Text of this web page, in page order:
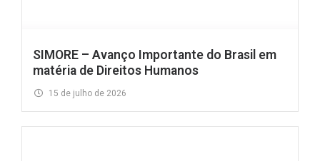
SIMORE – Avanço Importante do Brasil em
matéria de Direitos Humanos
15 de julho de 2026